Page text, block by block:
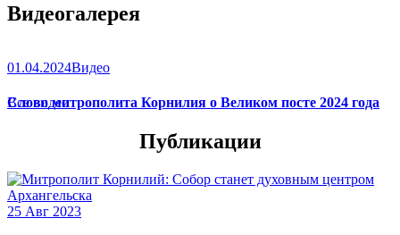
Видеогалерея
01.04.2024Видео
Слово митрополита Корнилия о Великом посте 2024 года
Все видео
Публикации
25 Авг 2023